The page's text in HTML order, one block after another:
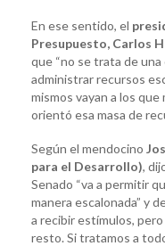
En ese sentido, el
Presupuesto, Carlos
que “no se trata de
administrar recursos
mismos vayan a los
orientó esa masa de
Según el mendocino
para el Desarrollo),
Senado “va a permitir
manera escalonada” y
a recibir estímulos,
resto. Si tratamos a